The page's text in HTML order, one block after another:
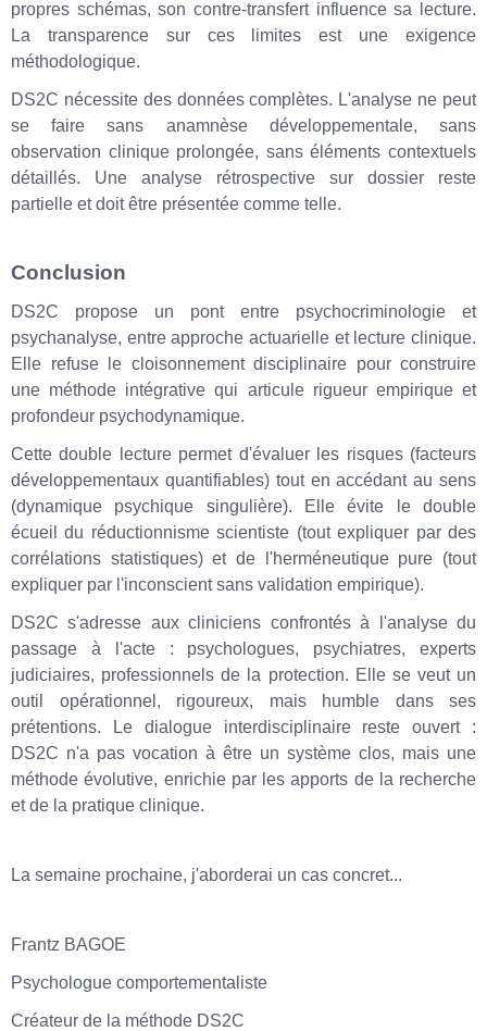
propres schémas, son contre-transfert influence sa lecture.
La transparence sur ces limites est une exigence
méthodologique.
DS2C nécessite des données complètes. L'analyse ne peut
se faire sans anamnèse développementale, sans
observation clinique prolongée, sans éléments contextuels
détaillés. Une analyse rétrospective sur dossier reste
partielle et doit être présentée comme telle.
Conclusion
DS2C propose un pont entre psychocriminologie et
psychanalyse, entre approche actuarielle et lecture clinique.
Elle refuse le cloisonnement disciplinaire pour construire
une méthode intégrative qui articule rigueur empirique et
profondeur psychodynamique.
Cette double lecture permet d'évaluer les risques (facteurs
développementaux quantifiables) tout en accédant au sens
(dynamique psychique singulière). Elle évite le double
écueil du réductionnisme scientiste (tout expliquer par des
corrélations statistiques) et de l'herméneutique pure (tout
expliquer par l'inconscient sans validation empirique).
DS2C s'adresse aux cliniciens confrontés à l'analyse du
passage à l'acte : psychologues, psychiatres, experts
judiciaires, professionnels de la protection. Elle se veut un
outil opérationnel, rigoureux, mais humble dans ses
prétentions. Le dialogue interdisciplinaire reste ouvert :
DS2C n'a pas vocation à être un système clos, mais une
méthode évolutive, enrichie par les apports de la recherche
et de la pratique clinique.
La semaine prochaine, j'aborderai un cas concret...
Frantz BAGOE
Psychologue comportementaliste
Créateur de la méthode DS2C